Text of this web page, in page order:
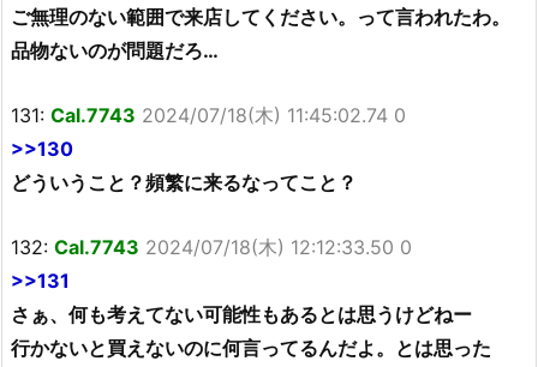
ご無理のない範囲で来店してください。って言われたわ。
品物ないのが問題だろ…
131: Cal.7743 2024/07/18(木) 11:45:02.74 0
>>130
どういうこと？頻繁に来るなってこと？
132: Cal.7743 2024/07/18(木) 12:12:33.50 0
>>131
さぁ、何も考えてない可能性もあるとは思うけどねー
行かないと買えないのに何言ってるんだよ。とは思った